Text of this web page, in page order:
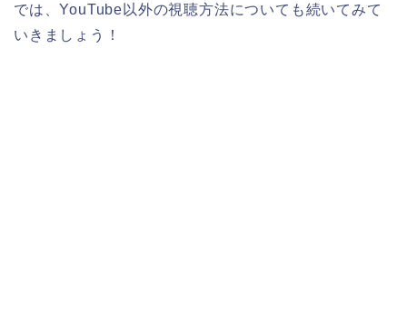
では、YouTube以外の視聴方法についても続いてみて
いきましょう！